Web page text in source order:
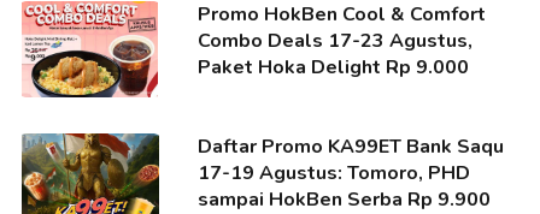
Promo HokBen Cool & Comfort
Combo Deals 17-23 Agustus,
Paket Hoka Delight Rp 9.000
Daftar Promo KA99ET Bank Saqu
17-19 Agustus: Tomoro, PHD
sampai HokBen Serba Rp 9.900